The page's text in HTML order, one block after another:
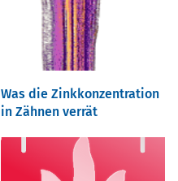
Was die Zinkkonzentration
in Zähnen verrät